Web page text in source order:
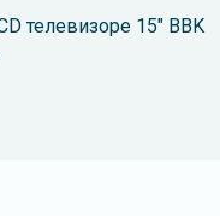
телевизоре 15" BBK